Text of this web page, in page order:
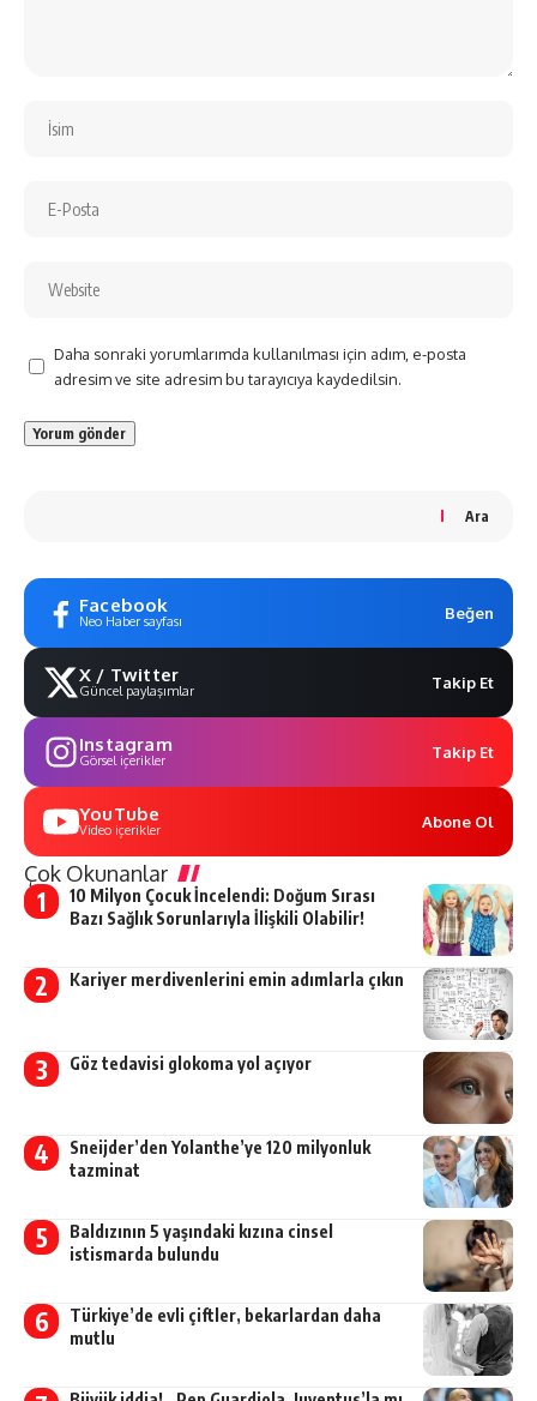
Daha sonraki yorumlarımda kullanılması için adım, e-posta
adresim ve site adresim bu tarayıcıya kaydedilsin.
Ara
Facebook
Neo Haber sayfası Beğen
X / Twitter
Güncel paylaşımlar Takip Et
Instagram
Görsel içerikler Takip Et
YouTube
Video içerikler Abone Ol
Çok Okunanlar
10 Milyon Çocuk İncelendi: Doğum Sırası
Bazı Sağlık Sorunlarıyla İlişkili Olabilir!
Kariyer merdivenlerini emin adımlarla çıkın
Göz tedavisi glokoma yol açıyor
Sneijder’den Yolanthe’ye 120 milyonluk
tazminat
Baldızının 5 yaşındaki kızına cinsel
istismarda bulundu
Türkiye’de evli çiftler, bekarlardan daha
mutlu